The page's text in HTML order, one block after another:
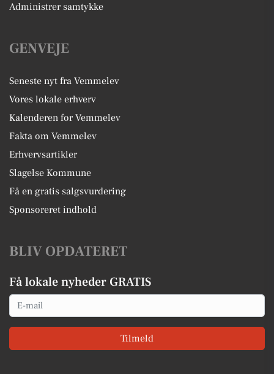
Administrer samtykke
GENVEJE
Seneste nyt fra Vemmelev
Vores lokale erhverv
Kalenderen for Vemmelev
Fakta om Vemmelev
Erhvervsartikler
Slagelse Kommune
Få en gratis salgsvurdering
Sponsoreret indhold
BLIV OPDATERET
Få lokale nyheder GRATIS
Email
Tilmeld